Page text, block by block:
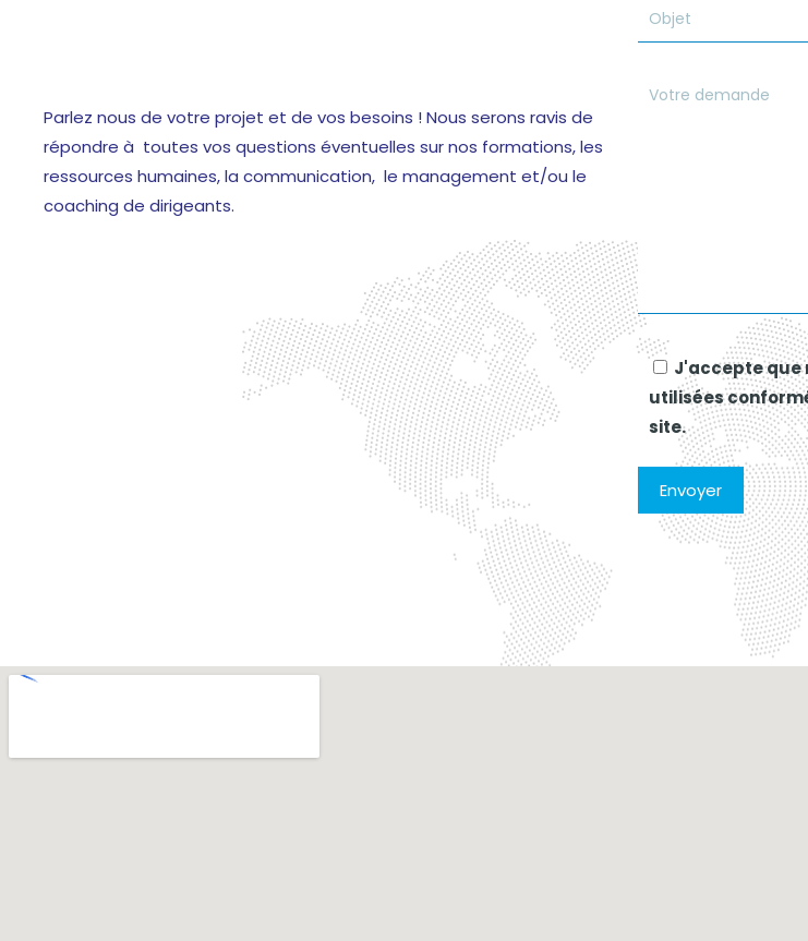
Parlez nous de votre projet et de vos besoins ! Nous serons ravis de
répondre à toutes vos questions éventuelles sur nos formations, les
ressources humaines, la communication, le management et/ou le
coaching de dirigeants.
J'accepte que
utilisées
site.